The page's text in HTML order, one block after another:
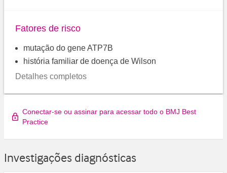
Fatores de risco
mutação do gene ATP7B
história familiar de doença de Wilson
Detalhes completos
Conectar-se ou assinar para acessar todo o BMJ Best
Practice
Investigações diagnósticas